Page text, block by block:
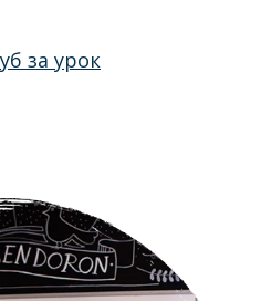
за урок